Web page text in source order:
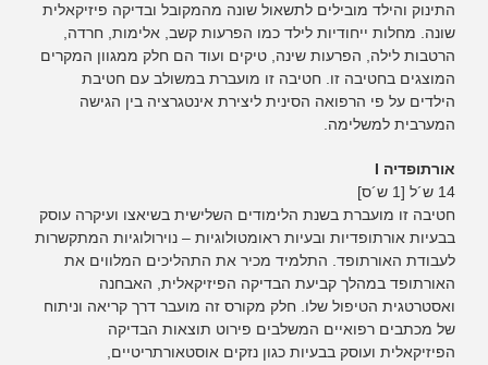
התינוק והילד מובילים לתשאול שונה מהמקובל ובדיקה פיזיקאלית
שונה. מחלות ייחודיות לילד כמו הפרעות קשב, אלימות, חרדה,
הרטבות לילה, הפרעות שינה, טיקים ועוד הם חלק ממגוון המקרים
המוצגים בחטיבה זו. חטיבה זו מועברת במשולב עם חטיבת
הילדים על פי הרפואה הסינית ליצירת אינטגרציה בין הגישה
המערבית למשלימה.
אורתופדיה I
14 ש´ל [1 ש´ס]
חטיבה זו מועברת בשנת הלימודים השלישית בשיאצו ועיקרה עוסק
בבעיות אורתופדיות ובעיות ראומטולוגיות – נוירולוגיות המתקשרות
לעבודת האורתופד. התלמיד מכיר את התהליכים המלווים את
האורתופד במהלך קביעת הבדיקה הפיזיקאלית, האבחנה
ואסטרטגית הטיפול שלו. חלק מקורס זה מועבר דרך קריאה וניתוח
של מכתבים רפואיים המשלבים פירוט תוצאות הבדיקה
הפיזיקאלית ועוסק בבעיות כגון נזקים אוסטאורתריטיים,